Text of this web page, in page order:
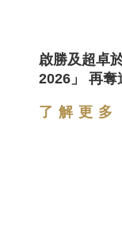
啟勝及超卓
了解更多